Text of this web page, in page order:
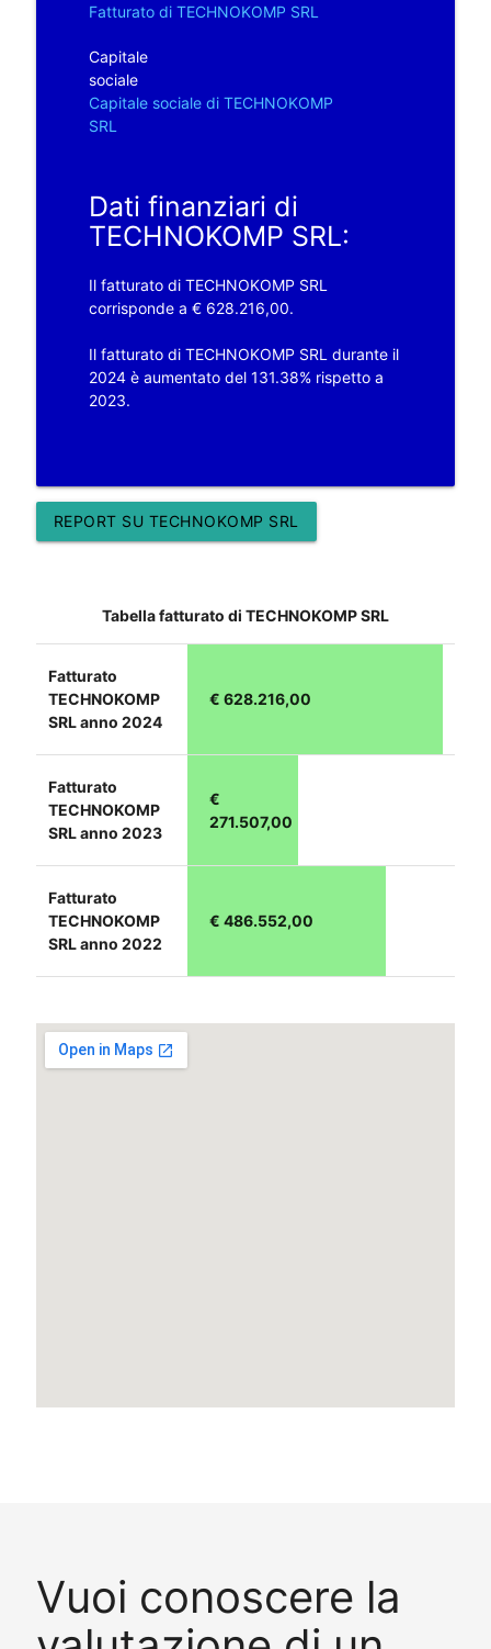
Fatturato di TECHNOKOMP SRL
Capitale
sociale
Capitale sociale di TECHNOKOMP
SRL
Dati finanziari di
TECHNOKOMP SRL:
Il fatturato di TECHNOKOMP SRL
corrisponde a € 628.216,00.
Il fatturato di TECHNOKOMP SRL durante il
2024 è aumentato del 131.38% rispetto a
2023.
REPORT SU TECHNOKOMP SRL
Tabella fatturato di TECHNOKOMP SRL
Fatturato
TECHNOKOMP
SRL anno 2024
€ 628.216,00
Fatturato
TECHNOKOMP
SRL anno 2023
€
271.507,00
Fatturato
TECHNOKOMP
SRL anno 2022
€ 486.552,00
Vuoi conoscere la